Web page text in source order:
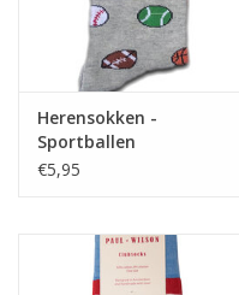
Herensokken -
Sportballen
€5,95